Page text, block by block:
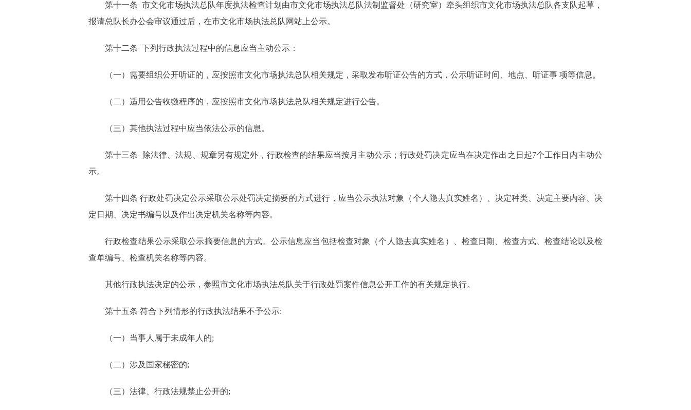
第十一条 市文化市场执法总队年度执法检查计划由市文化市场执法总队法制监督处（研究室）牵头组织市文化市场执法总队各支队起草，
报请总队长办公会审议通过后，在市文化市场执法总队网站上公示。
第十二条 下列行政执法过程中的信息应当主动公示：
（一）需要组织公开听证的，应按照市文化市场执法总队相关规定，采取发布听证公告的方式，公示听证时间、地点、听证事 项等信息。
（二）适用公告收缴程序的，应按照市文化市场执法总队相关规定进行公告。
（三）其他执法过程中应当依法公示的信息。
第十三条 除法律、法规、规章另有规定外，行政检查的结果应当按月主动公示；行政处罚决定应当在决定作出之日起7个工作日内主动公
示。
第十四条 行政处罚决定公示采取公示处罚决定摘要的方式进行，应当公示执法对象（个人隐去真实姓名）、决定种类、决定主要内容、决
定日期、决定书编号以及作出决定机关名称等内容。
行政检查结果公示采取公示摘要信息的方式。公示信息应当包括检查对象（个人隐去真实姓名）、检查日期、检查方式、检查结论以及检
查单编号、检查机关名称等内容。
其他行政执法决定的公示，参照市文化市场执法总队关于行政处罚案件信息公开工作的有关规定执行。
第十五条 符合下列情形的行政执法结果不予公示:
（一）当事人属于未成年人的;
（二）涉及国家秘密的;
（三）法律、行政法规禁止公开的;